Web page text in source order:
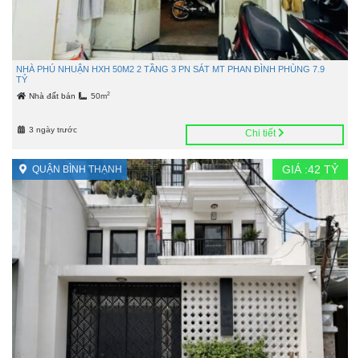
NHÀ PHÚ NHUẬN HXH 50M2 2 TẦNG 3 PN SÁT MT PHAN ĐÌNH PHÙNG 7.9
TỶ
Nhà đất bán 50m2
3 ngày trước Chi tiết
QUẬN BÌNH THẠNH GIÁ :42 TỶ